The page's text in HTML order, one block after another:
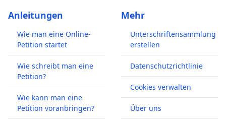
Anleitungen
Wie man eine Online-
Petition startet
Wie schreibt man eine
Petition?
Wie kann man eine
Petition voranbringen?
Mehr
Unterschriftensammlung
erstellen
Datenschutzrichtlinie
Cookies verwalten
Über uns